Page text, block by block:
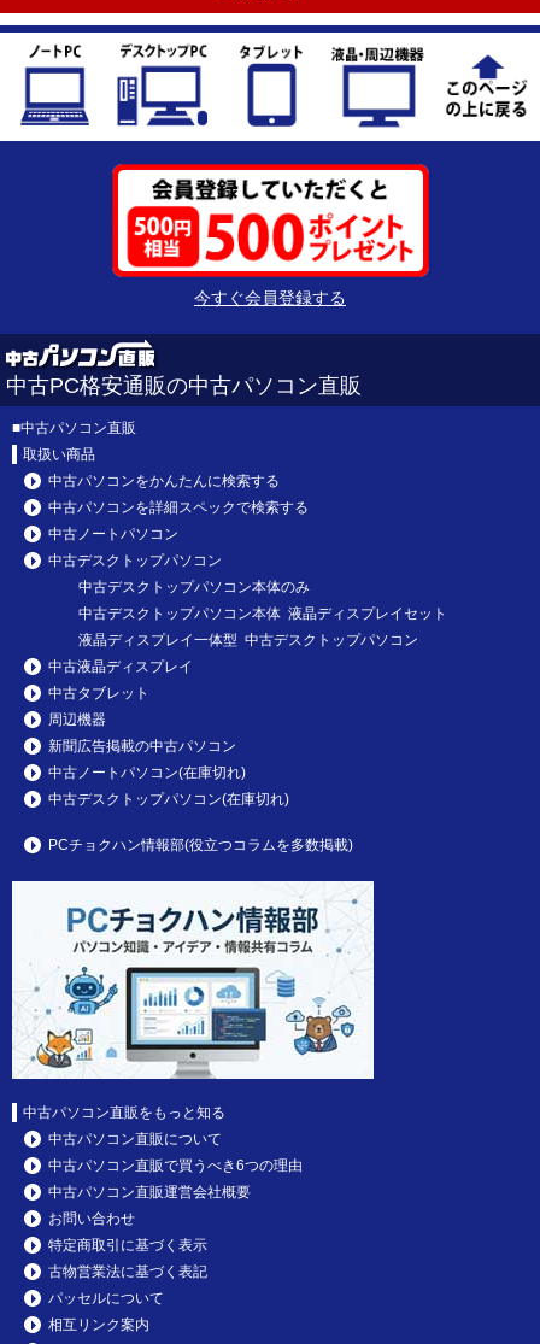
今すぐ会員登録する
中古PC格安通販の中古パソコン直販
■中古パソコン直販
取扱い商品
中古パソコンをかんたんに検索する
中古パソコンを詳細スペックで検索する
中古ノートパソコン
中古デスクトップパソコン
中古デスクトップパソコン本体のみ
中古デスクトップパソコン本体 液晶ディスプレイセット
液晶ディスプレイ一体型 中古デスクトップパソコン
中古液晶ディスプレイ
中古タブレット
周辺機器
新聞広告掲載の中古パソコン
中古ノートパソコン(在庫切れ)
中古デスクトップパソコン(在庫切れ)
PCチョクハン情報部(役立つコラムを多数掲載)
中古パソコン直販をもっと知る
中古パソコン直販について
中古パソコン直販で買うべき6つの理由
中古パソコン直販運営会社概要
お問い合わせ
特定商取引に基づく表示
古物営業法に基づく表記
パッセルについて
相互リンク案内